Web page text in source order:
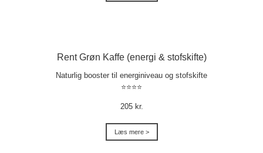
Rent Grøn Kaffe (energi & stofskifte)
Naturlig booster til energiniveau og stofskifte
⭐⭐⭐⭐
205 kr.
Læs mere >